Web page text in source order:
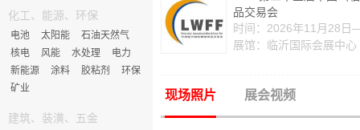
化工、能源、环保
电池 太阳能
石油天然气
核电
风能 水处理
电力
新能源
涂料 胶粘剂
环保
矿业
建筑、装潢、五金
品交易会
时间：2026年11月28日
展馆：临沂国际会展中心
现场照片 展会视频